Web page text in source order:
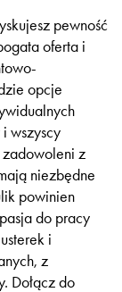
pewność
oferta i
opcje
wszyscy
zadowoleni z
niezbędne
powinien
do pracy
i
z
Dołącz do